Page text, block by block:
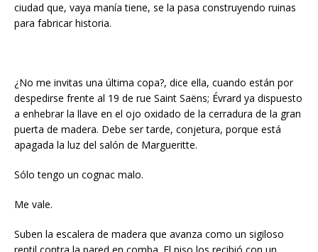
ciudad que, vaya manía tiene, se la pasa construyendo ruinas
para fabricar historia.
¿No me invitas una última copa?, dice ella, cuando están por
despedirse frente al 19 de rue Saint Saëns; Évrard ya dispuesto
a enhebrar la llave en el ojo oxidado de la cerradura de la gran
puerta de madera. Debe ser tarde, conjetura, porque está
apagada la luz del salón de Margueritte.
Sólo tengo un cognac malo.
Me vale.
Suben la escalera de madera que avanza como un sigiloso